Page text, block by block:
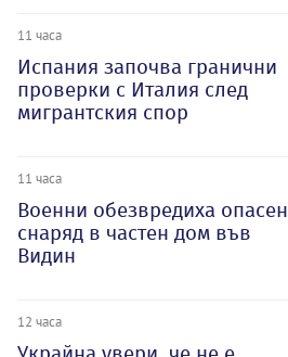
11 часа
Испания започва гранични
проверки с Италия след
мигрантския спор
11 часа
Военни обезвредиха опасен
снаряд в частен дом във
Видин
12 часа